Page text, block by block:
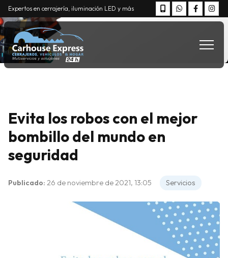
Expertos en cerrajería, iluminación LED y más
Evita los robos con el mejor
bombillo del mundo en
seguridad
Publicado: 26 de noviembre de 2021, 13:05 Servicios